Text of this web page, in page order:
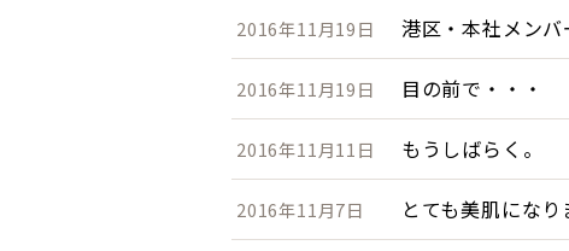
2016年11月19日 港区・本社メン
2016年11月19日 目の前で・・・
2016年11月11日 もうしばらく。
2016年11月7日 とても美肌になり